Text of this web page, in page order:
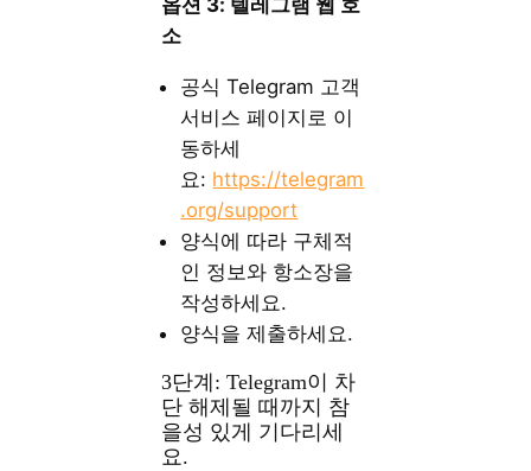
소
공식 Telegram 고객
서비스 페이지로 이
동하세
요: https://telegram
.org/support
양식에 따라 구체적
인 정보와 항소장을
작성하세요.
양식을 제출하세요.
3단계: Telegram이 차
단 해제될 때까지 참
을성 있게 기다리세
요.